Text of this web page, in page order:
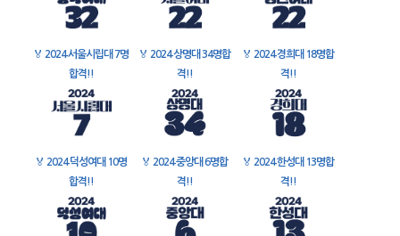
🏅 2024 서울시립대 7명
합격!!
🏅 2024 상명대 34명합
격!!
🏅 2024 경희대 18명합
격!!
🏅 2024 덕성여대 10명
합격!!
🏅 2024 중앙대 6명합
격!!
🏅 2024 한성대 13명합
격!!